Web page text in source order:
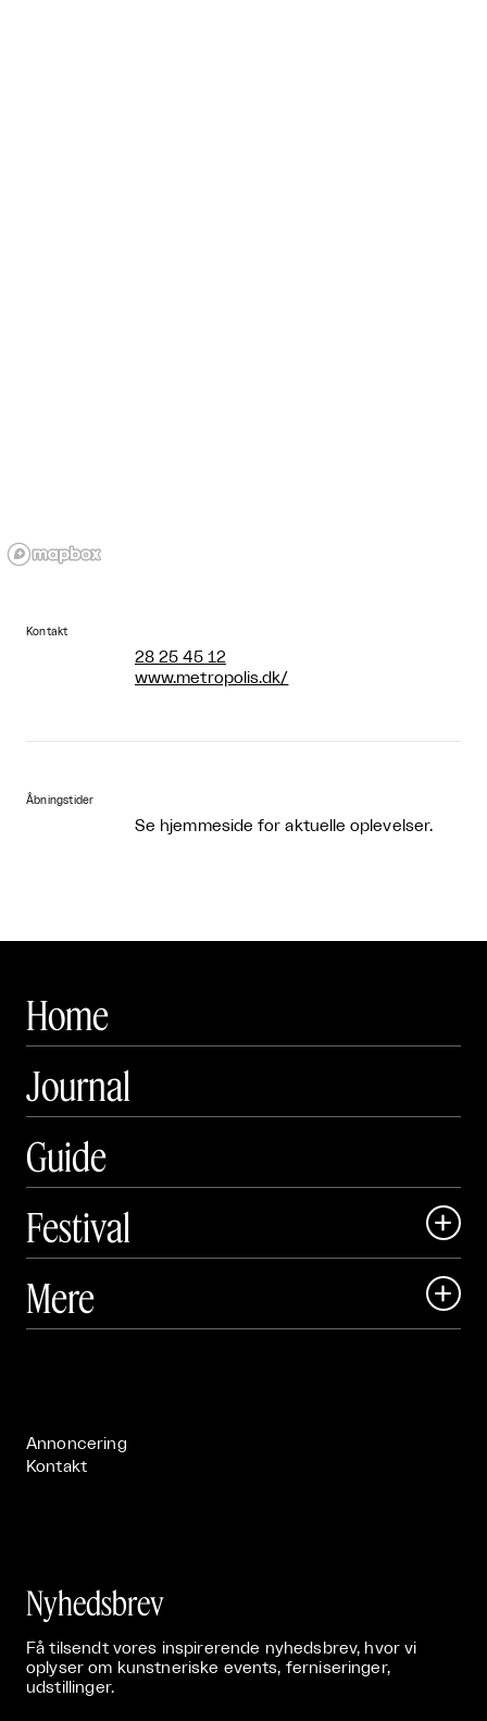
Kontakt
28 25 45 12
www.metropolis.dk/
Åbningstider
Se hjemmeside for aktuelle oplevelser.
Home
Journal
Guide
Festival

 Art Matter Festival
Mere 
Annoncering
Kontakt
Nyhedsbrev
Få tilsendt vores inspirerende nyhedsbrev, hvor vi
oplyser om kunstneriske events, ferniseringer,
udstillinger.